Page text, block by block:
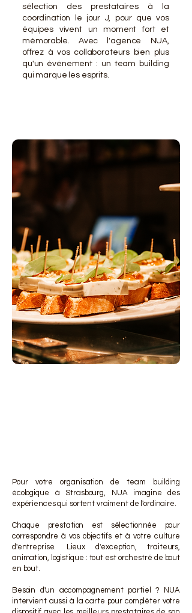
sélection des prestataires à la
coordination le jour J, pour que vos
équipes vivent un moment fort et
mémorable. Avec l'agence NUA,
offrez à vos collaborateurs bien plus
qu'un événement : un team building
qui marque les esprits.
Pour votre organisation de team building
écologique à Strasbourg, NUA imagine des
expériences qui sortent vraiment de l'ordinaire.
Chaque prestation est sélectionnée pour
correspondre à vos objectifs et à votre culture
d'entreprise. Lieux d'exception, traiteurs,
animation, logistique : tout est orchestré de bout
en bout.
Besoin d'un accompagnement partiel ? NUA
intervient aussi à la carte pour compléter votre